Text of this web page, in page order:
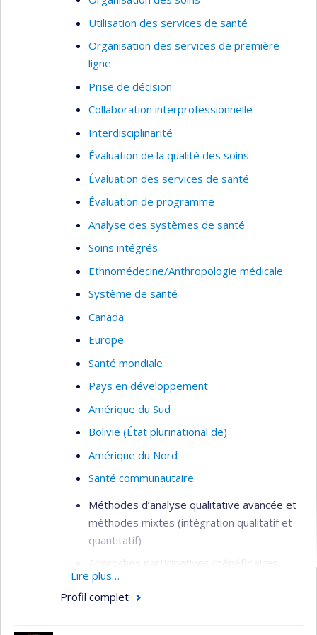
Pratiques professsionnelles
Utilisation des services de santé
Organisation des services de première
ligne
Prise de décision
Collaboration interprofessionnelle
Interdisciplinarité
Évaluation de la qualité des soins
Évaluation des services de santé
Évaluation de programme
Analyse des systèmes de santé
Soins intégrés
Ethnomédecine/Anthropologie médicale
Système de santé
Canada
Europe
Santé mondiale
Pays en développement
Amérique du Sud
Bolivie (État plurinational de)
Amérique du Nord
Santé communautaire
Méthodes d’analyse qualitative avancée et
méthodes mixtes (intégration qualitatif et
quantitatif)
Approches participatives (bénéficiaires,
intervenant.es, gestionnaires, citoyens) en
évaluation de programmes et
Lire plus…
Profil complet